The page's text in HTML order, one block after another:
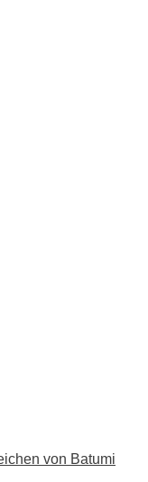
von Batumi